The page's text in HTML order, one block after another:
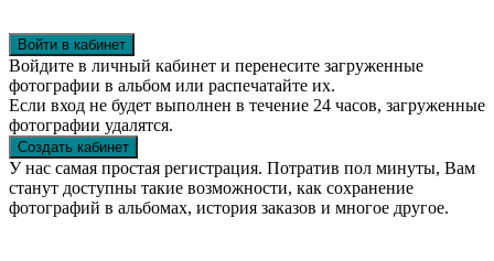
Войти в кабинет
Войдите в личный кабинет и перенесите загруженные
фотографии в альбом или распечатайте их.
Если вход не будет выполнен в течение 24 часов, загруженные
фотографии удалятся.
Создать кабинет
У нас самая простая регистрация. Потратив пол минуты, Вам
станут доступны такие возможности, как сохранение
фотографий в альбомах, история заказов и многое другое.